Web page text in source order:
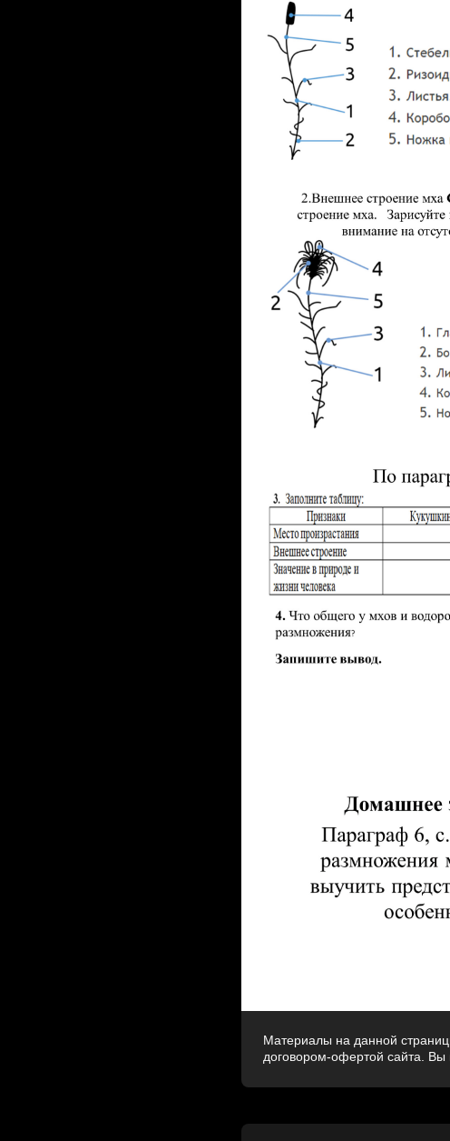
Материалы на данной
договором-офертой сайта. Вы